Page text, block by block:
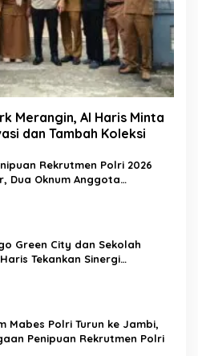
Merangin, Al Haris Minta
dan Tambah Koleksi
Rekrutmen Polri 2026
Dua Oknum Anggota
Green City dan Sekolah
Tekankan Sinergi
Mabes Polri Turun ke Jambi,
Penipuan Rekrutmen Polri